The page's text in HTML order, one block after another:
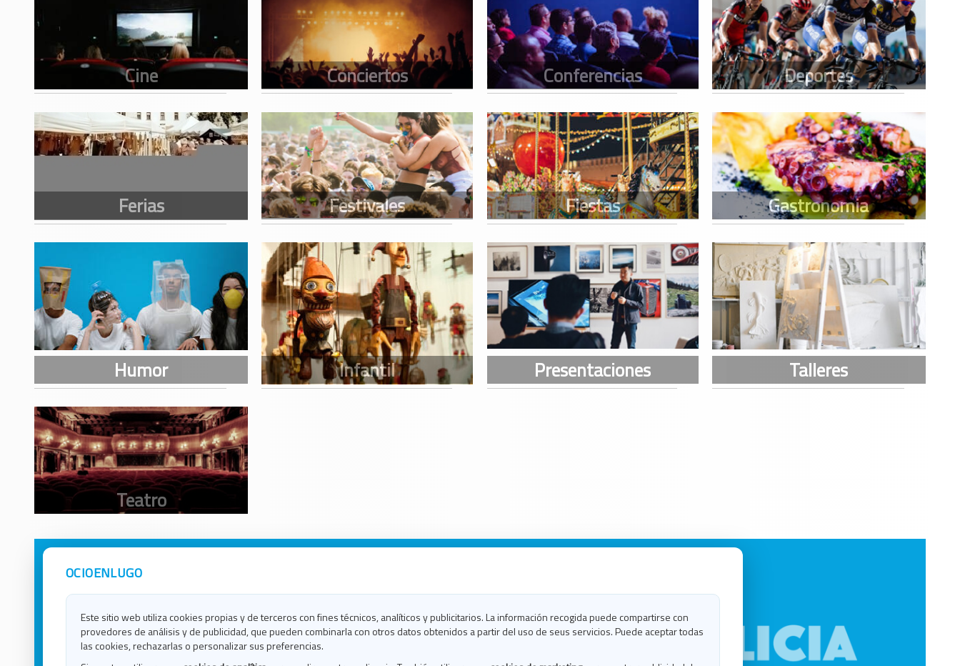
OCIOENLUGO
Este sitio web utiliza cookies propias y de terceros con fines técnicos, analíticos y publicitarios. La información recogida puede compartirse con
provedores de análisis y de publicidad, que pueden combinarla con otros datos obtenidos a partir del uso de seus servicios. Puede aceptar todas
las cookies, rechazarlas o personalizar sus preferencias.
Avisos Legales
Política de Cookies
Ocio en Lugo
Ocio en Ourense